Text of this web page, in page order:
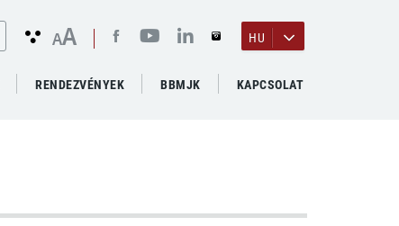
AA HU
RENDEZVÉNYEK BBMJK KAPCSOLAT